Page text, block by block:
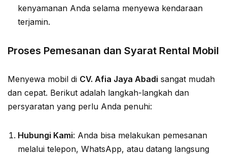
kenyamanan Anda selama menyewa kendaraan
terjamin.
Proses Pemesanan dan Syarat Rental Mobil
Menyewa mobil di CV. Afia Jaya Abadi sangat mudah
dan cepat. Berikut adalah langkah-langkah dan
persyaratan yang perlu Anda penuhi:
Hubungi Kami: Anda bisa melakukan pemesanan
melalui telepon, WhatsApp, atau datang langsung